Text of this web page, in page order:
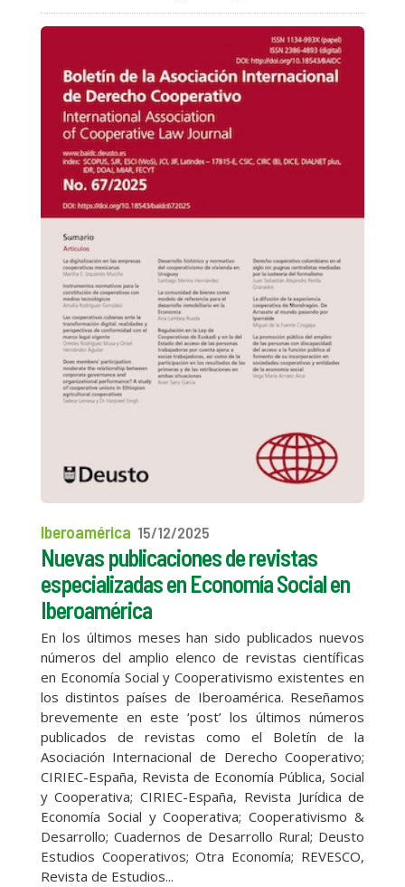
Iberoamérica 15/12/2025
Nuevas publicaciones de revistas
especializadas en Economía Social en
Iberoamérica
En los últimos meses han sido publicados nuevos
números del amplio elenco de revistas científicas
en Economía Social y Cooperativismo existentes en
los distintos países de Iberoamérica. Reseñamos
brevemente en este ‘post’ los últimos números
publicados de revistas como el Boletín de la
Asociación Internacional de Derecho Cooperativo;
CIRIEC-España, Revista de Economía Pública, Social
y Cooperativa; CIRIEC-España, Revista Jurídica de
Economía Social y Cooperativa; Cooperativismo &
Desarrollo; Cuadernos de Desarrollo Rural; Deusto
Estudios Cooperativos; Otra Economía; REVESCO,
Revista de Estudios...